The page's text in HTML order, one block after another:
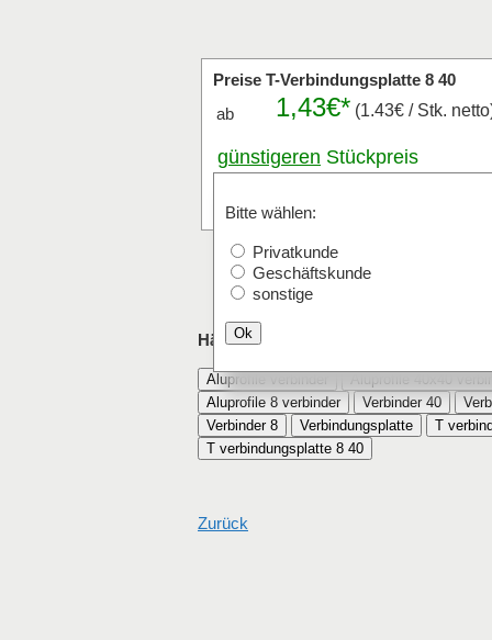
Preise T-Verbindungsplatte 8 40
Bitte wählen:
Privatkunde
Geschäftskunde
sonstige
Ok
ab 1,43€* (1.43€ / Stk.
günstigeren Stückpreis
anfragen
Stk.
Häufig mit T-Verbindungsplatte 8 40
Aluprofile verbinder
Aluprofile 8 verbinder
Verbinder 40
Verbinder 8
Verbindungsplatte
T
T verbindungsplatte 8 40
Zurück